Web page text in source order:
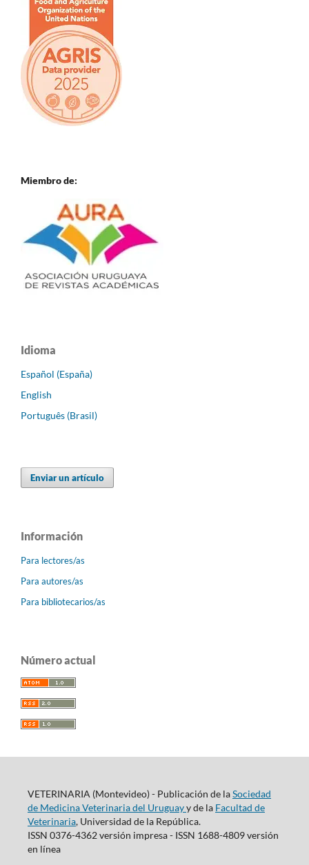
Miembro de:
Idioma
Español (España)
English
Português (Brasil)
Enviar un artículo
Información
Para lectores/as
Para autores/as
Para bibliotecarios/as
Número actual
VETERINARIA (Montevideo) - Publicación de laSociedad
de Medicina Veterinaria del Uruguayy de la Facultad de
Veterinaria, Universidad de la República.
ISSN 0376-4362 versión impresa - ISSN 1688-4809 versión
en línea